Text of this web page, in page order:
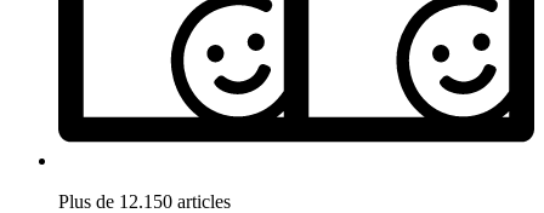
Plus de 12.150 articles